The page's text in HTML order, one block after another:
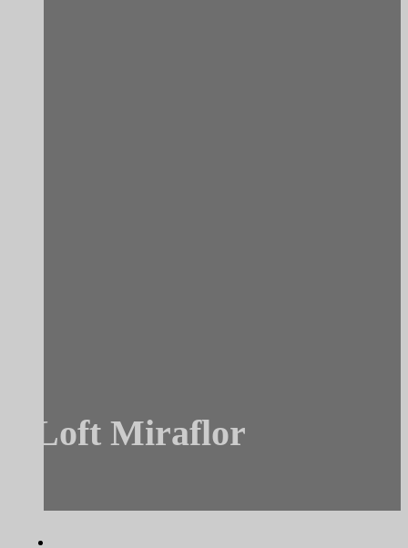
Loft Miraflor